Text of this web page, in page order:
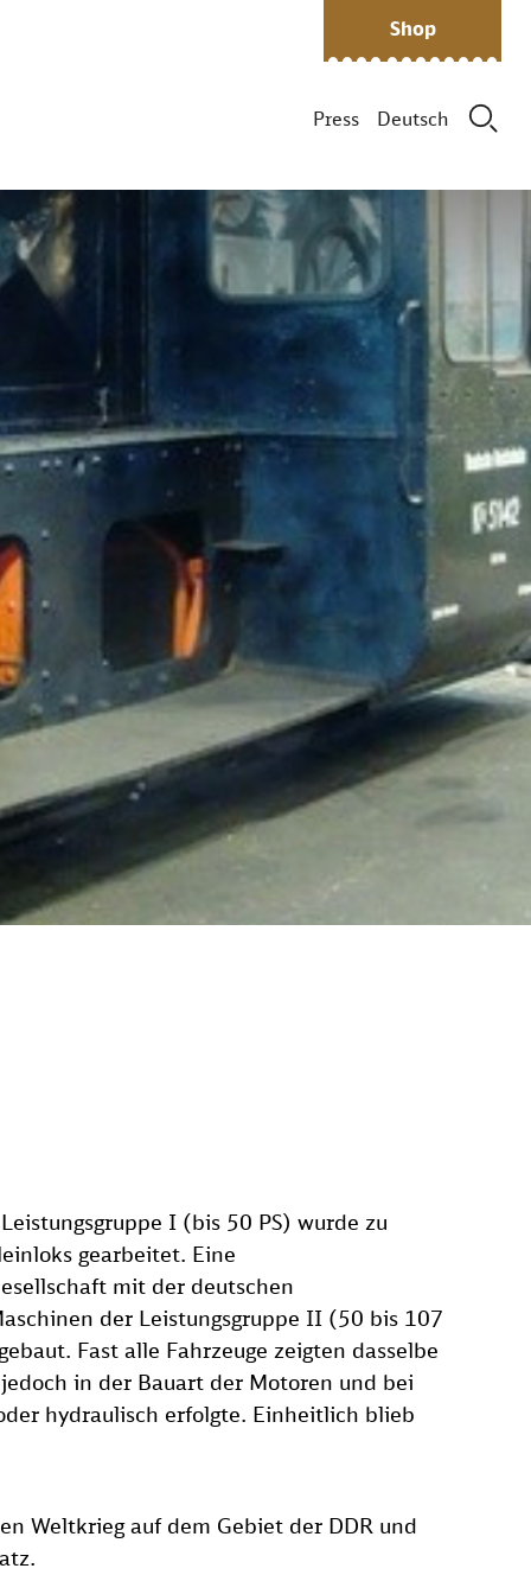
Press Deutsch
Shop
I (bis 50 PS) wurde zu
gearbeitet. Eine
mit der deutschen
der Leistungsgruppe II (50 bis 107
Fast alle Fahrzeuge zeigten dasselbe
in der Bauart der Motoren und bei
hydraulisch erfolgte. Einheitlich blieb
Weltkrieg auf dem Gebiet der DDR und